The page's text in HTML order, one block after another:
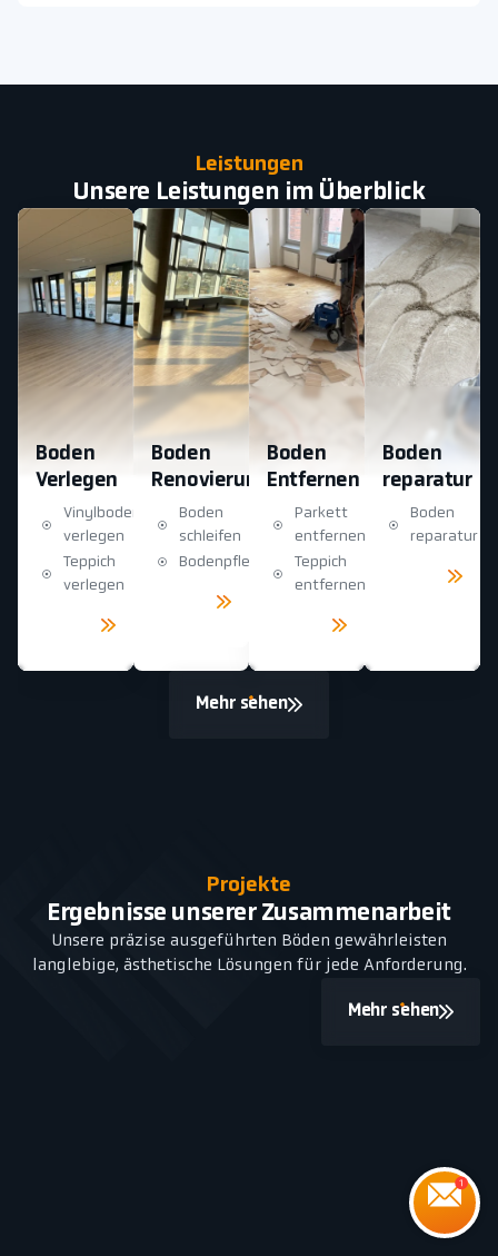
Leistungen
Unsere Leistungen im Überblick
Boden
Verlegen
Vinylboden
verlegen
Teppich
verlegen
Boden
Renovierung
Boden
schleifen
Bodenpflege
Boden
Entfernen
Parkett
entfernen
Teppich
entfernen
Boden
reparatur
Boden
reparatur
Mehr sehen
Projekte
Ergebnisse unserer Zusammenarbeit
Unsere präzise ausgeführten Böden gewährleisten
langlebige, ästhetische Lösungen für jede Anforderung.
Mehr sehen